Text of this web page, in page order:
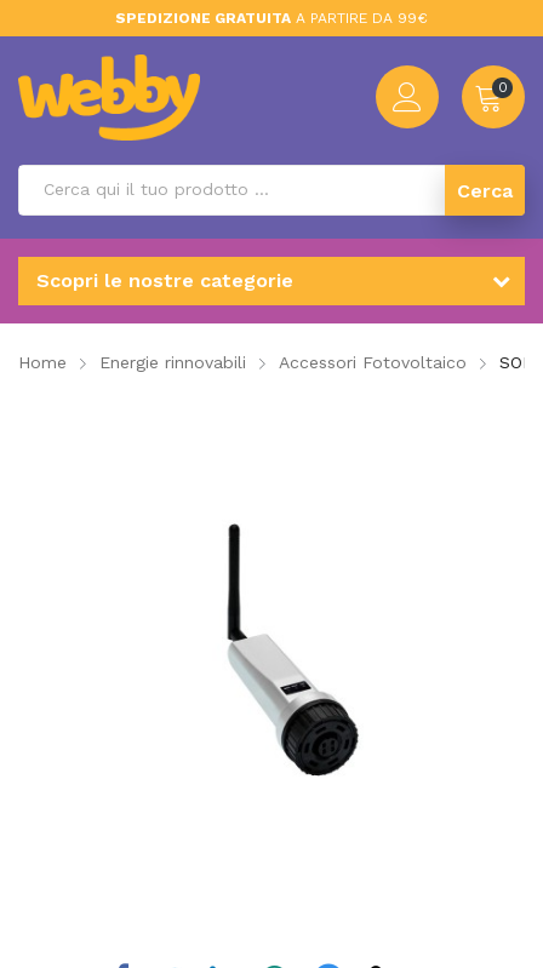
SPEDIZIONE GRATUITA A PARTIRE DA 99€
0
Cerca
Scopri le nostre categorie
Home Energie rinnovabili Accessori Fotovoltaico